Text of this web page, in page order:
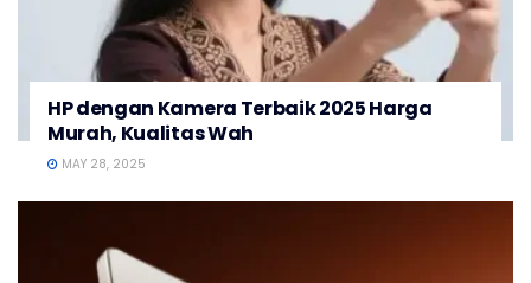
HP dengan Kamera Terbaik 2025 Harga
Murah, Kualitas Wah
MAY 28, 2025